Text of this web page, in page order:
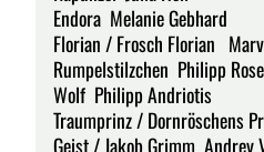
Endora Melanie Gebhard
Florian / Frosch Florian
Rumpelstilzchen Philipp
Wolf Philipp Andriotis
Traumprinz / Dornröschens
Geist / Jakob Grimm Andrey